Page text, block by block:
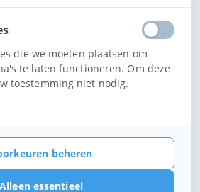
die we moeten plaatsen om
te laten functioneren. Om deze
toestemming niet nodig.
beheren
Alleen essentieel